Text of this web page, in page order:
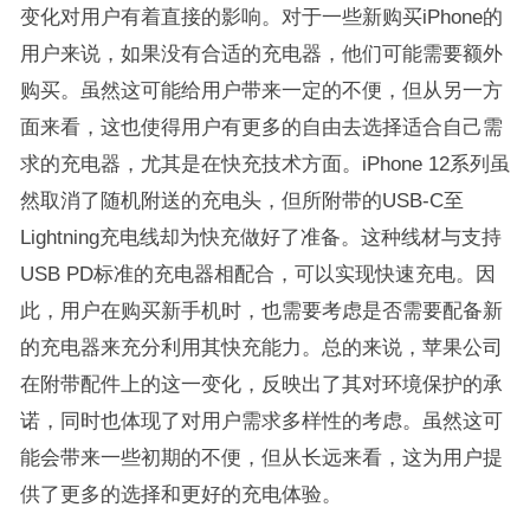
变化对用户有着直接的影响。对于一些新购买iPhone的
用户来说，如果没有合适的充电器，他们可能需要额外
购买。虽然这可能给用户带来一定的不便，但从另一方
面来看，这也使得用户有更多的自由去选择适合自己需
求的充电器，尤其是在快充技术方面。iPhone 12系列虽
然取消了随机附送的充电头，但所附带的USB-C至
Lightning充电线却为快充做好了准备。这种线材与支持
USB PD标准的充电器相配合，可以实现快速充电。因
此，用户在购买新手机时，也需要考虑是否需要配备新
的充电器来充分利用其快充能力。总的来说，苹果公司
在附带配件上的这一变化，反映出了其对环境保护的承
诺，同时也体现了对用户需求多样性的考虑。虽然这可
能会带来一些初期的不便，但从长远来看，这为用户提
供了更多的选择和更好的充电体验。